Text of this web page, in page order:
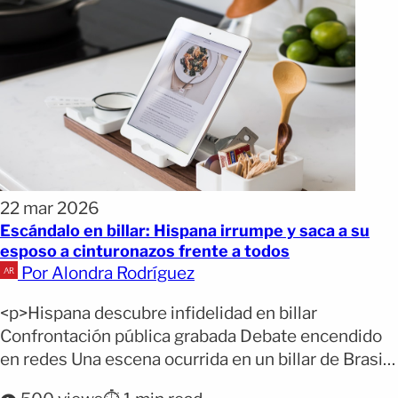
22 mar 2026
Escándalo en billar: Hispana irrumpe y saca a su
esposo a cinturonazos frente a todos
Por Alondra Rodríguez
<p>Hispana descubre infidelidad en billar
Confrontación pública grabada Debate encendido
en redes Una escena ocurrida en un billar de Brasil